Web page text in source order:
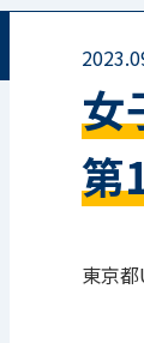
女
第
東京